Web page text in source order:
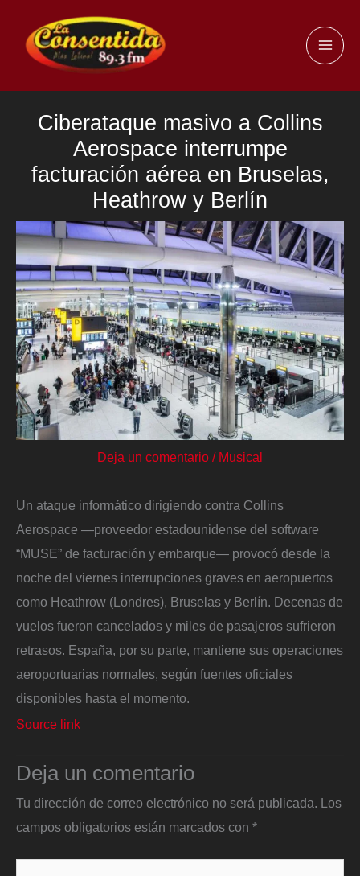
contenido
Ciberataque masivo a Collins
Aerospace interrumpe
facturación aérea en Bruselas,
Heathrow y Berlín
Deja un comentario / Musical
Un ataque informático dirigiendo contra Collins
Aerospace —proveedor estadounidense del software
“MUSE” de facturación y embarque— provocó desde la
noche del viernes interrupciones graves en aeropuertos
como Heathrow (Londres), Bruselas y Berlín. Decenas de
vuelos fueron cancelados y miles de pasajeros sufrieron
retrasos. España, por su parte, mantiene sus operaciones
aeroportuarias normales, según fuentes oficiales
disponibles hasta el momento.
Source link
Deja un comentario
Tu dirección de correo electrónico no será publicada.
Los
campos obligatorios están marcados con *